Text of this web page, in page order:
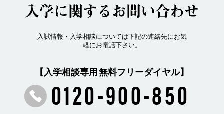
入学に関するお問い合わせ
入試情報・入学相談については下記の連絡先にお気
軽にお電話下さい。
0120-900-850
【入学相談専用 無料フリーダイヤル】